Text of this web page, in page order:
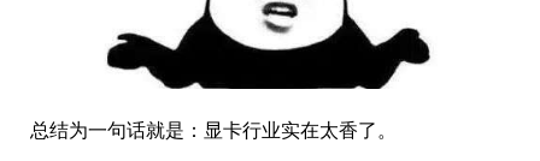
总结为一句话就是：显卡行业实在太香了。